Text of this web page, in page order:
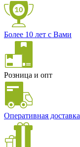
Более 10 лет с Вами
Розница и опт
Оперативная доставка